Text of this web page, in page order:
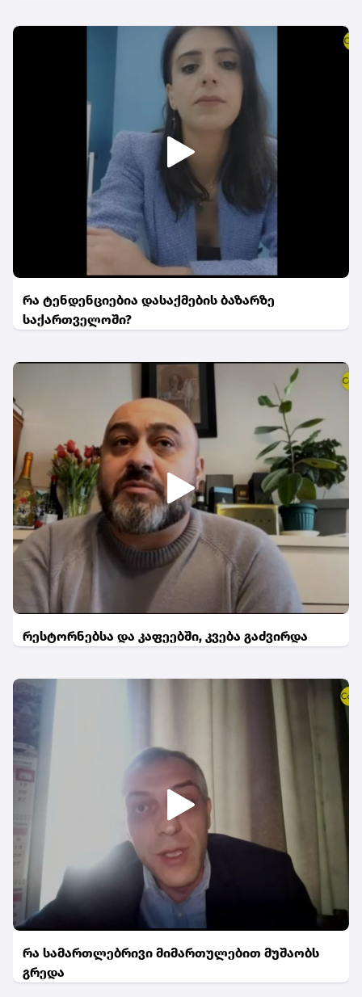
რა ტენდენციებია დასაქმების ბაზარზე
საქართველოში?
რესტორნებსა და კაფეებში, კვება გაძვირდა
რა სამართლებრივი მიმართულებით მუშაობს
გრედა